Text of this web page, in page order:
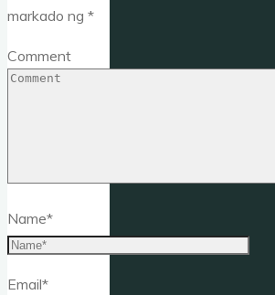
markado ng *
Comment
Name*
Email*